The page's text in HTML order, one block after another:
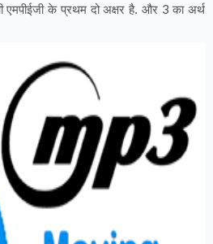
एमपीईजी के प्रथम दो अक्षर है. और 3 का अर्थ